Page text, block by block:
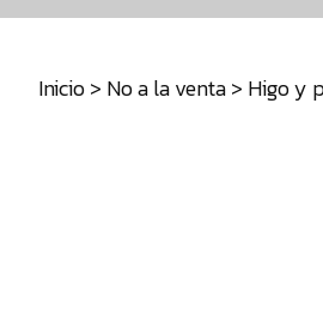
640271930
Inicio> No a la venta> Higo y